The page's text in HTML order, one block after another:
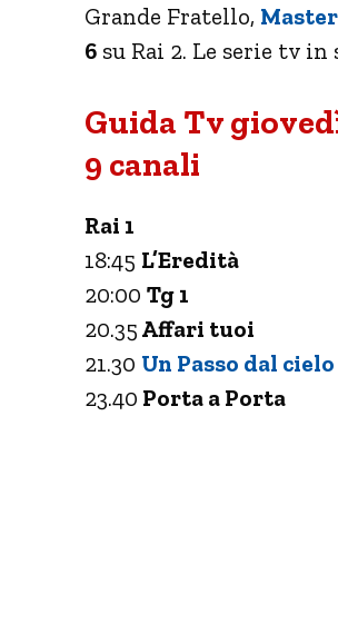
Grande Fratello,
6 su Rai 2. Le serie tv
Guida Tv
9 canali
Rai 1
18:45 L’Eredità
20:00 Tg 1
20.35 Affari tuoi
21.30 Un Passo dal cielo
23.40 Porta a Porta